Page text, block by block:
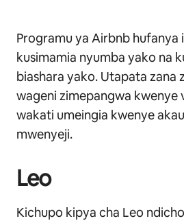
Programu ya Airbnb hufanya
kusimamia nyumba yako na
biashara yako. Utapata zana
wageni zimepangwa kwenye
wakati umeingia kwenye
mwenyeji.
Leo
Kichupo kipya cha Leo